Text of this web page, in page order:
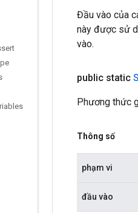
Đầu vào của
này được sử
vào.
public static
Phương thức
Thông số
phạm vi
đầu vào